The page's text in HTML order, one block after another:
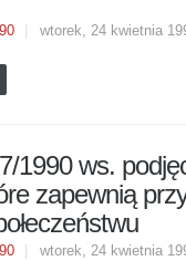
wtorek, 24 kwietnia
1990 ws.
zapewnią
wtorek, 24 kwietnia